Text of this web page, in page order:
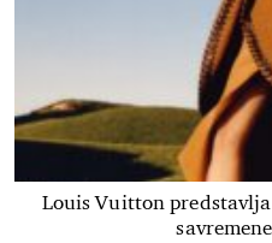
Louis Vuitton